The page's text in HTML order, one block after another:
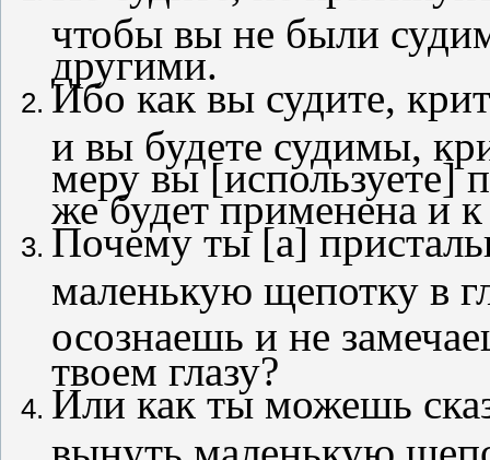
чтобы вы не были
другими.
Ибо как вы судите,
и вы будете судимы,
меру вы [используете]
же будет применена и к
Почему ты [a]
маленькую щепотку в
осознаешь и не
твоем глазу?
Или как ты можешь
вынуть маленькую